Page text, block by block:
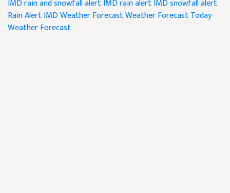
IMD rain and snowfall alertIMD rain alertIMD snowfall alert
Rain AlertIMD Weather ForecastWeather ForecastToday
Weather Forecast